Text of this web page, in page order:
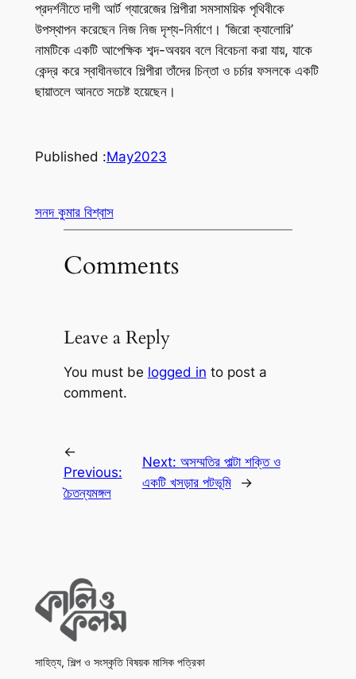
প্রদর্শনীতে দাগী আর্ট গ্যারেজের শিল্পীরা সমসাময়িক পৃথিবীকে
উপস্থাপন করেছেন নিজ নিজ দৃশ্য-নির্মাণে। ‘জিরো ক্যালোরি’
নামটিকে একটি আপেক্ষিক শব্দ-অবয়ব বলে বিবেচনা করা যায়, যাকে
কেন্দ্র করে স্বাধীনভাবে শিল্পীরা তাঁদের চিন্তা ও চর্চার ফসলকে একটি
ছায়াতলে আনতে সচেষ্ট হয়েছেন।
Published :May2023
সনদ কুমার বিশ্বাস
Comments
Leave a Reply
You must be logged in to post a
comment.
←
Previous:
চৈতন্যমঙ্গল
Next: অসম্মতির পাল্টা শক্তি ও
একটি খসড়ার পটভূমি
→
সাহিত্য, শিল্প ও সংস্কৃতি বিষয়ক মাসিক পত্রিকা